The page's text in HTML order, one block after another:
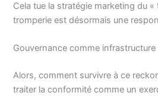
Cela tue la stratégie marketing du «
tromperie est désormais une
Gouvernance comme infrastructure
Alors, comment survivre à ce
traiter la conformité comme un